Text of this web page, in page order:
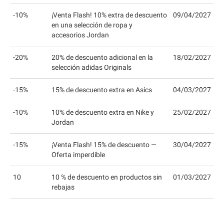
-10%
¡Venta Flash! 10% extra de descuento
en una selección de ropa y
accesorios Jordan
09/04/2027
-20%
20% de descuento adicional en la
selección adidas Originals
18/02/2027
-15% 15% de descuento extra en Asics 04/03/2027
-10%
10% de descuento extra en Nike y
Jordan
25/02/2027
-15%
¡Venta Flash! 15% de descuento —
Oferta imperdible
30/04/2027
10
10 % de descuento en productos sin
rebajas
01/03/2027